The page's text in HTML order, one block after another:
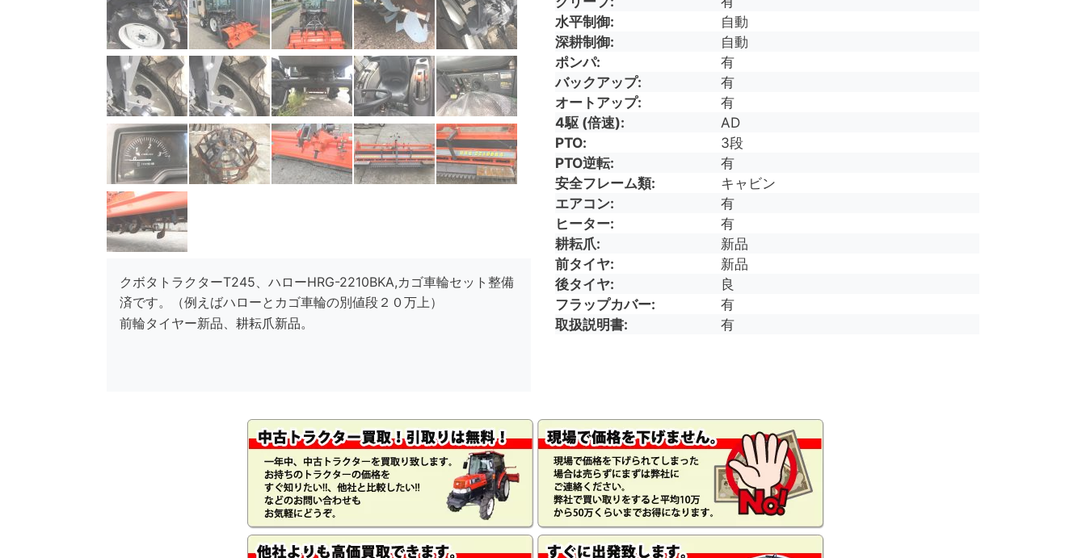
クボタトラクターT245、ハローHRG-2210BKA,カゴ車輪セット整備
済です。（例えばハローとカゴ車輪の別値段２０万 上）
前輪タイヤー新品、 耕耘爪新品。
水平制御
自動
深耕制御
自動
ポンパ
有
バックアップ
有
オートアップ
有
4駆 (倍速)
AD
PTO
3段
PTO逆転
有
安全フレーム類
キャビン
エアコン
有
ヒーター
有
耕耘爪
新品
前タイヤ
新品
後タイヤ
良
フラップカバー
有
取扱説明書
有